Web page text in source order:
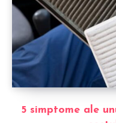
5 simptome ale